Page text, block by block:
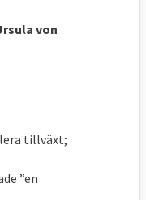
och
än av
det
von
tillväxt;
”en